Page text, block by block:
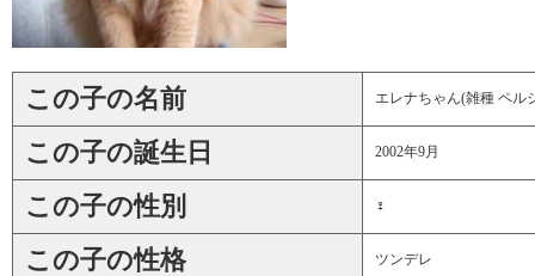
この子の名前 エレナちゃん(雑種 ペル
この子の誕生日 2002年9月
この子の性別 ♀
この子の性格 ツンデレ